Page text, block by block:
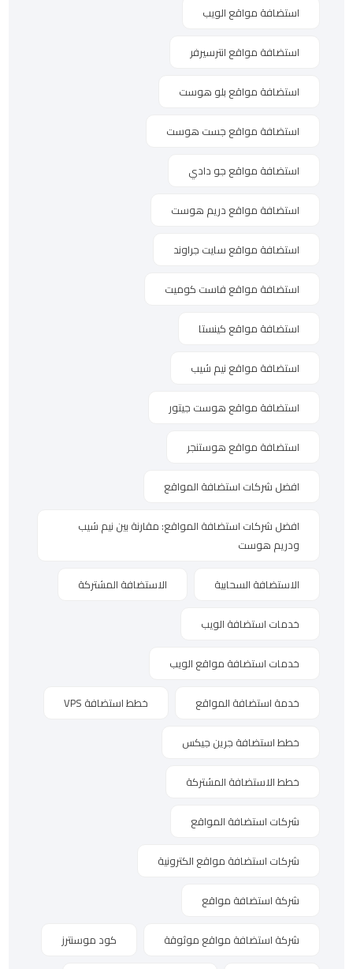
استضافة مواقع الويب
استضافة مواقع انترسيرفر
استضافة مواقع بلو هوست
استضافة مواقع جست هوست
استضافة مواقع جو دادي
استضافة مواقع دريم هوست
استضافة مواقع سايت جراوند
استضافة مواقع فاست كوميت
استضافة مواقع كينستا
استضافة مواقع نيم شيب
استضافة مواقع هوست جيتور
استضافة مواقع هوستنجر
افضل شركات استضافة المواقع
افضل شركات استضافة المواقع: مقارنة بين نيم شيب
ودريم هوست
الاستضافة السحابية الاستضافة المشتركة
خدمات استضافة الويب
خدمات استضافة مواقع الويب
خدمة استضافة المواقع خطط استضافة VPS
خطط استضافة جرين جيكس
خطط الاستضافة المشتركة
شركات استضافة المواقع
شركات استضافة مواقع الكترونية
شركة استضافة مواقع
شركة استضافة مواقع موثوقة كود موسنترز